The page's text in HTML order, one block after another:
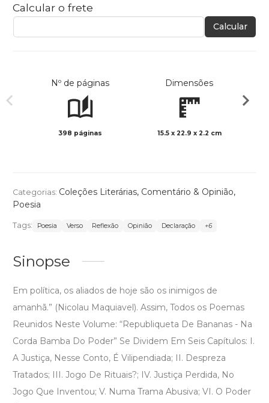
Calcular o frete
Calcular
Nº de páginas
398 páginas
Dimensões
15.5 x 22.9 x 2.2 cm
Categorias: Coleções Literárias, Comentário & Opinião,
Poesia
Tags: Poesia Verso Reflexão Opinião Declaração +6
Sinopse
Em política, os aliados de hoje são os inimigos de
amanhã.” (Nicolau Maquiavel). Assim, Todos os Poemas
Reunidos Neste Volume: “Republiqueta De Bananas - Na
Corda Bamba Do Poder” Se Dividem Em Seis Capítulos: I.
A Justiça, Nesse Conto, É Vilipendiada; II. Despreza
Tratados; III. Jogo De Rituais?; IV. Justiça Perdida, No
Jogo Que Inventou; V. Numa Trama Abusiva; VI. O Poder